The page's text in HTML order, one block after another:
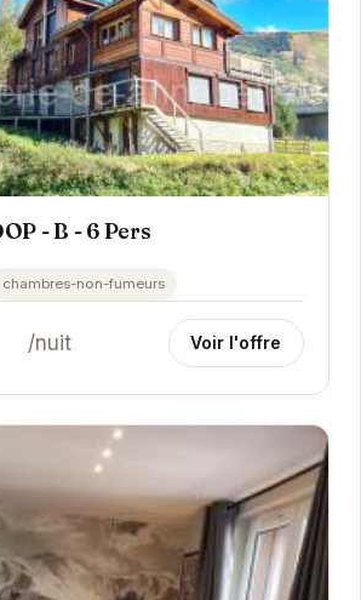
- B - 6 Pers
chambres-non-fumeurs
/nuit Voir l'offre